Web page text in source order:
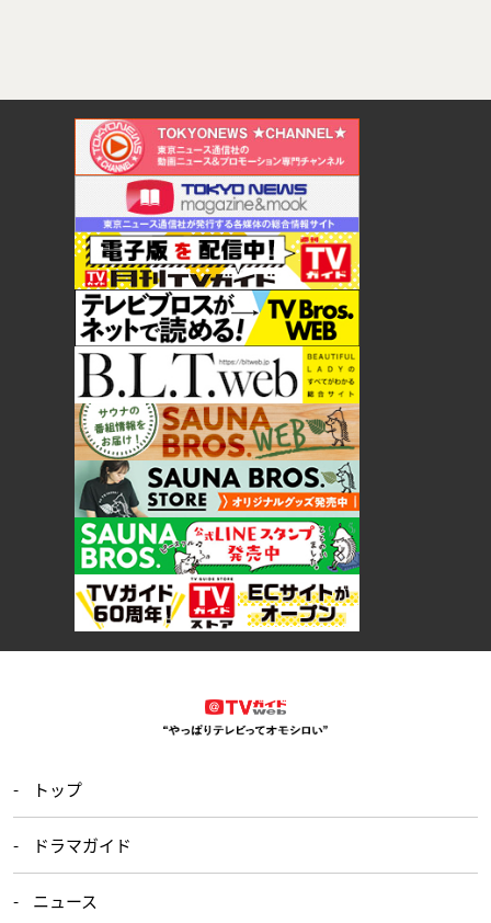
トップ
ドラマガイド
ニュース